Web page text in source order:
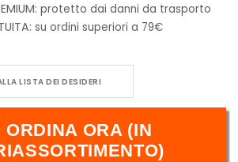
protetto dai danni da trasporto
su ordini superiori a 79€
Edition - Vol.31 quantità
ORDINA ORA (IN